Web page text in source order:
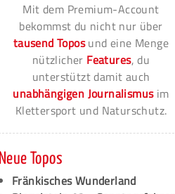
Mit dem Premium-Account
bekommst du nicht nur über
tausend Toposund eine Menge
nützlicher Features, du
unterstützt damit auch
unabhängigen Journalismusim
Klettersport und Naturschutz.
Neue Topos
Fränkisches Wunderland